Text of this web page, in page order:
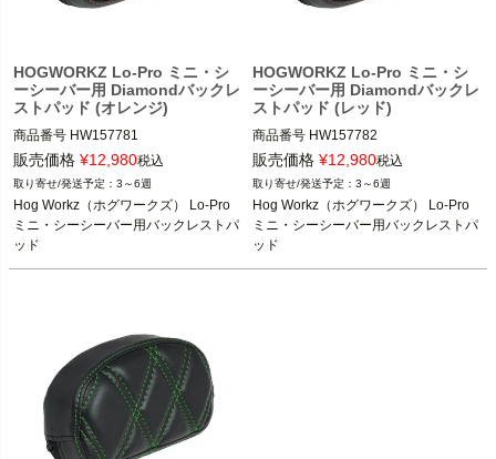
HOGWORKZ Lo-Pro ミニ・シ
ーシーバー用 Diamondバックレ
ストパッド (オレンジ)
商品番号 HW157781
販売価格 ¥12,980税込
3～6週
Hog Workz（ホグワークズ） Lo-Pro
ミニ・シーシーバー用バックレストパ
ッド
HOGWORKZ Lo-Pro ミニ・シ
ーシーバー用 Diamondバックレ
ストパッド (レッド)
商品番号 HW157782
販売価格 ¥12,980税込
3～6週
Hog Workz（ホグワークズ） Lo-Pro
ミニ・シーシーバー用バックレストパ
ッド